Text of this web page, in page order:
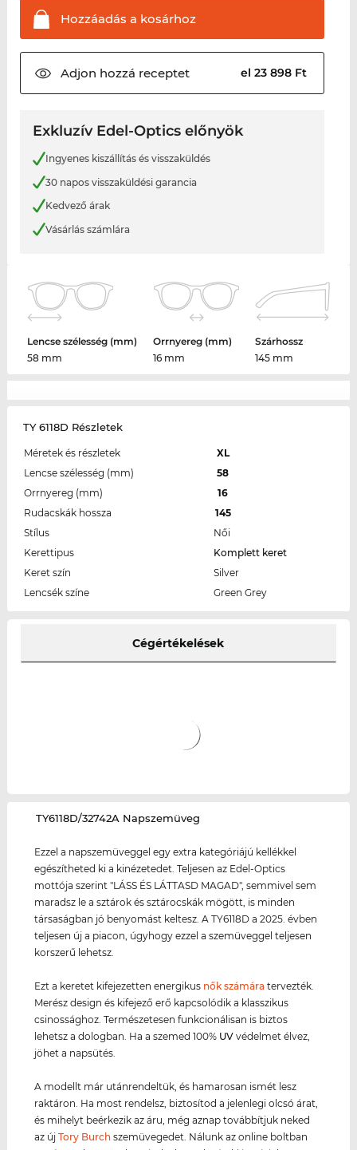
Hozzáadás a kosárhoz
Adjon hozzá receptet el 23 898 Ft
Exkluzív Edel-Optics előnyök
Ingyenes kiszállítás és visszaküldés
30 napos visszaküldési garancia
Kedvező árak
Vásárlás számlára
Lencse szélesség (mm)
58 mm
Orrnyereg (mm)
16 mm
Szárhossz
145 mm
TY 6118D Részletek
Méretek és részletek
XL
Lencse szélesség (mm)
58
Orrnyereg (mm)
16
Rudacskák hossza
145
Stílus
Női
Kerettipus
Komplett keret
Keret szín
Silver
Lencsék színe
Green Grey
Cégértékelések
‌TY6118D/32742A Napszemüveg
Ezzel a napszemüveggel egy extra kategóriájú kellékkel
egészítheted ki a kinézetedet. Teljesen az Edel-Optics
mottója szerint "LÁSS ÉS LÁTTASD MAGAD", semmivel sem
maradsz le a sztárok és sztárocskák mögött, is minden
társaságban jó benyomást keltesz. A TY6118D a 2025. évben
teljesen új a piacon, úgyhogy ezzel a szemüveggel teljesen
korszerű lehetsz.
Ezt a keretet kifejezetten energikus nők számára tervezték.
Merész design és kifejező erő kapcsolódik a klasszikus
csinossághoz. Természetesen funkcionálisan is biztos
lehetsz a dologban. Ha a szemed 100% UV védelmet élvez,
jöhet a napsütés.
A modellt már utánrendeltük, és hamarosan ismét lesz
raktáron. Ha most rendelsz, biztosítod a jelenlegi olcsó árat,
és mihelyt beérkezik az áru, még aznap továbbítjuk neked
az újTory Burch szemüvegedet. Nálunk az online boltban